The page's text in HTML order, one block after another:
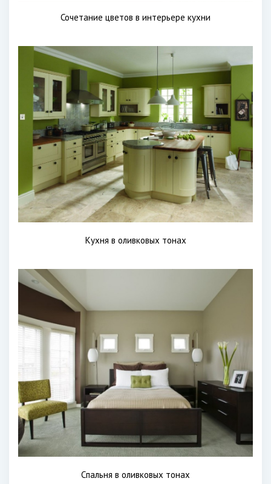
Сочетание цветов в интерьере кухни
Кухня в оливковых тонах
Спальня в оливковых тонах